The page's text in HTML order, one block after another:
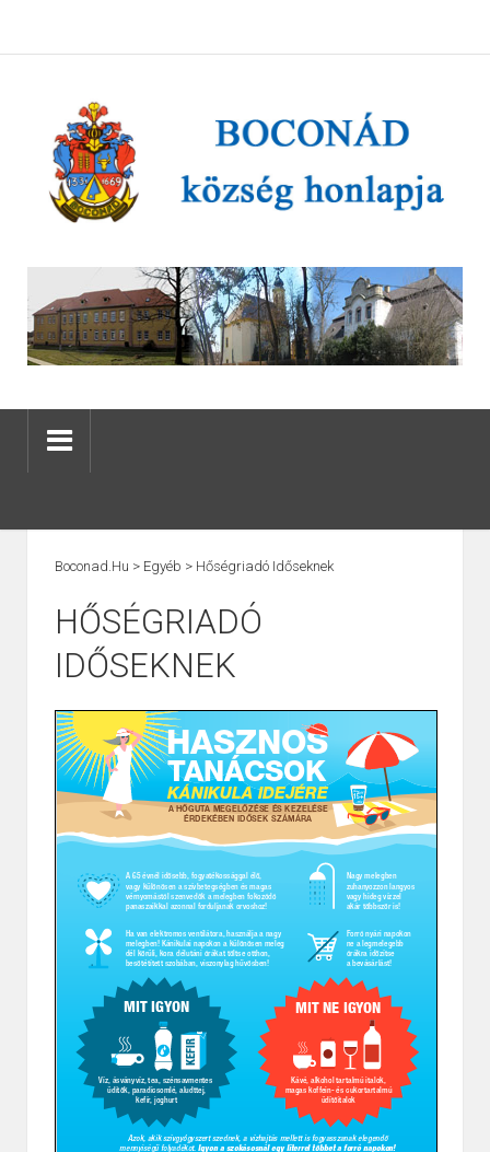
Boconad.hu > Egyéb > Hőségriadó Időseknek
HŐSÉGRIADÓ
IDŐSEKNEK